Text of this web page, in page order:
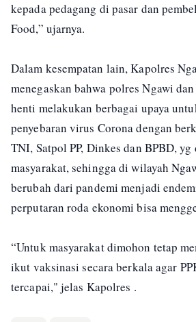
kepada pedagang di pasar dan
Food,” ujarnya.
Dalam kesempatan lain, Kapolres
menegaskan bahwa polres Ngawi
henti melakukan berbagai upaya
penyebaran virus Corona dengan
TNI, Satpol PP, Dinkes dan BPBD,
masyarakat, sehingga di wilayah
berubah dari pandemi menjadi
perputaran roda ekonomi bisa
“Untuk masyarakat dimohon tetap
ikut vaksinasi secara berkala agar
tercapai," jelas Kapolres .